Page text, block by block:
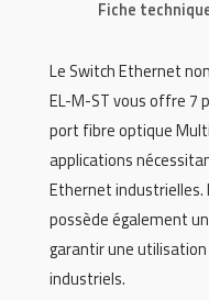
Fiche
Le Switch Ethernet
EL-M-ST vous offre 7
port fibre optique
applications
Ethernet industrielles.
possède également
garantir une
industriels.